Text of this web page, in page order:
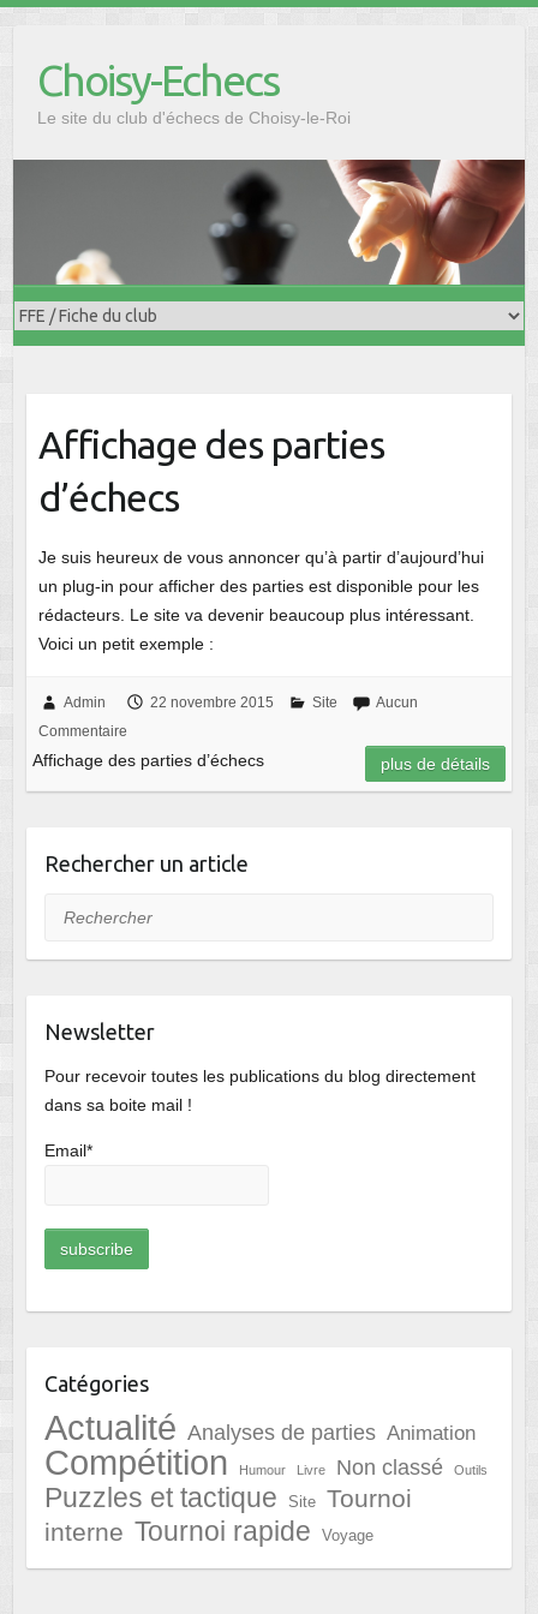
contentChoisy-Echecs
Le site du club d'échecs de Choisy-le-Roi
Affichage des parties
d’échecs
Je suis heureux de vous annoncer qu’à partir d’aujourd’hui
un plug-in pour afficher des parties est disponible pour les
rédacteurs. Le site va devenir beaucoup plus intéressant.
Voici un petit exemple :
Admin 22 novembre 2015 Site
Aucun
Commentaire
Affichage des parties d’échecs plus de détails
Rechercher un article
Rechercher
Newsletter
Pour recevoir toutes les publications du blog directement
dans sa boite mail !
Email*
Catégories
Actualité Analyses de parties Animation
Compétition Humour Livre Non classé Outils
Puzzles et tactique Site
Tournoi
interne Tournoi rapide Voyage